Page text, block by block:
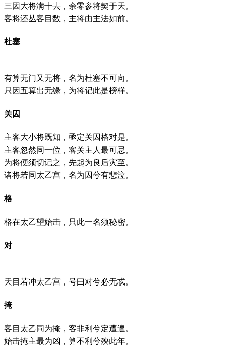
三因大将满十去，余零参将契于天。
客将还丛客目数，主将由主法如前。
杜塞
有算无门又无将，名为杜塞不可向。
只因五算出无缘，为将记此是榜样。
关囚
主客大小将既知，亟定关囚格对是。
主客忽然同一位，客关主人最可忌。
为将便须切记之，先起为良后灾至。
诸将若同太乙宫，名为囚兮有悲泣。
格
格在太乙望始击，只此一名须秘密。
对
天目若冲太乙宫，号曰对兮必无忒。
掩
客目太乙同为掩，客非利兮定遭邅。
始击掩主最为凶，算不利兮殃此年。